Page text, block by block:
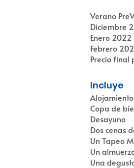
Verano
Diciembre
Enero
Febrero
Precio final
Incluye
Copa de
Desayuno
Dos cenas
Un Tapeo
Un
Una